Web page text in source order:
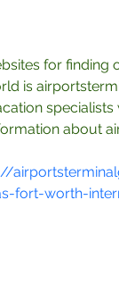
for
is
about
fort-worth-